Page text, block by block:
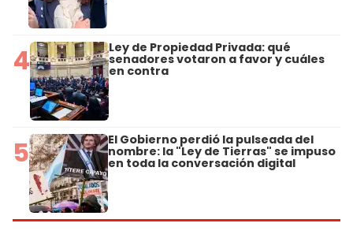
4 Ley de Propiedad Privada: qué
senadores votaron a favor y cuáles
en contra
5 El Gobierno perdió la pulseada del
nombre: la "Ley de Tierras" se impuso
en toda la conversación digital